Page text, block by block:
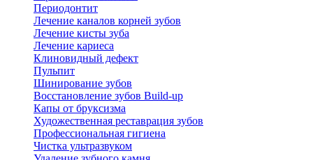
Периодонтит
Лечение каналов корней зубов
Лечение кисты зуба
Лечение кариеса
Клиновидный дефект
Пульпит
Шинирование зубов
Восстановление зубов Build-up
Капы от бруксизма
Художественная реставрация зубов
Профессиональная гигиена
Чистка ультразвуком